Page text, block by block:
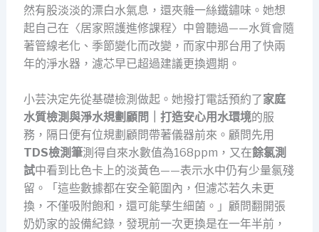
然有股淡淡的漂白水氣息，還夾雜一絲鐵鏽味。她想
起自己在〈居家照護進修課程〉中曾聽過——水質會隨
著管線老化、季節變化而改變，而家中那台用了快兩
年的淨水器，濾芯早已超過建議更換週期。
小芸決定先從基礎檢測做起。她撥打電話預約了家庭
水質檢測與淨水規劃顧問｜打造安心用水環境的服
務，隔日便有位規劃顧問帶著儀器前來。顧問先用
TDS檢測筆測得自來水數值為168ppm，又在餘氯測
試中看到比色卡上的淡黃色——表示水中仍有少量氯殘
留。「這些數據都在安全範圍內，但濾芯若久未更
換，不僅吸附飽和，還可能孳生細菌。」顧問翻開張
奶奶家的設備紀錄，發現前一次更換是在一年半前，